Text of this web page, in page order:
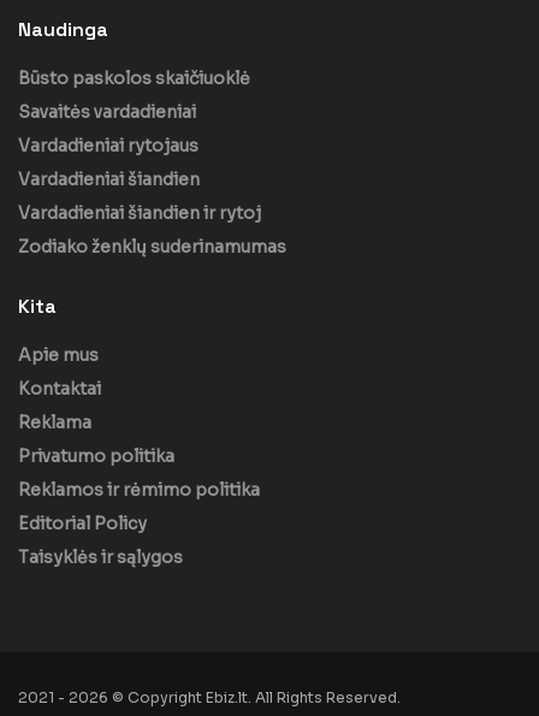
Naudinga
Būsto paskolos skaičiuoklė
Savaitės vardadieniai
Vardadieniai rytojaus
Vardadieniai šiandien
Vardadieniai šiandien ir rytoj
Zodiako ženklų suderinamumas
Kita
Apie mus
Kontaktai
Reklama
Privatumo politika
Reklamos ir rėmimo politika
Editorial Policy
Taisyklės ir sąlygos
2021 - 2026 © Copyright Ebiz.lt. All Rights Reserved.